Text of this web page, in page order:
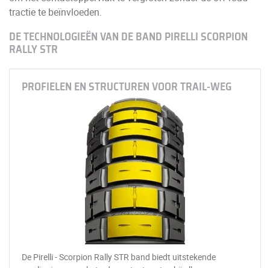
tractie te beïnvloeden.
DE TECHNOLOGIEËN VAN DE BAND PIRELLI SCORPION
RALLY STR
PROFIELEN EN STRUCTUREN VOOR TRAIL-WEG
De Pirelli - Scorpion Rally STR band biedt uitstekende